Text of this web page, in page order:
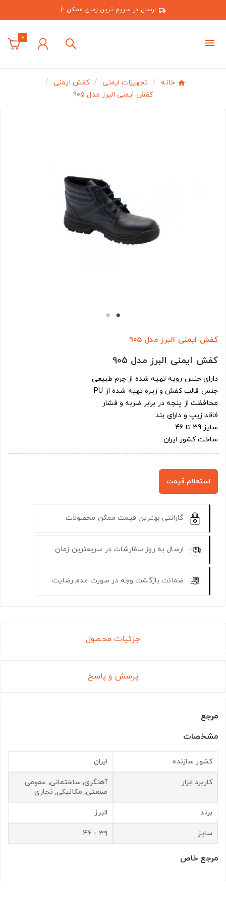
ارسال در سریع ترین زمان ممکن :)
0
خانه تجهیزات ایمنی
کفش ایمنی
کفش ایمنی البرز مدل 905
کفش ایمنی البرز مدل 905
کفش ایمنی البرز مدل 905
دارای جنس رویه تهیه شده از چرم طبیعی
جنس قالب کفش و زیره تهیه شده از PU
محافظت از پنجه در برابر ضربه و فشار
فاقد زیپ و دارای بند
سایز 39 تا 46
ساخت کشور ایران
استعلام قیمت
گارانتی بهترین قیمت ممکن محصولات
ارسال به روز سفارشات در سریعترین زمان
ضمانت بازگشت وجه در صورت عدم رضایت
جزئیات محصول
پرسش و پاسخ
مرجع
مشخصات
کشور سازنده ایران
کاربرد ابزار
آهنگری, ساختمانی, عمومی
صنعتی, مکانیکی, نجاری
برند البرز
سایز ۳۹ - ۴۶
مرجع خاص